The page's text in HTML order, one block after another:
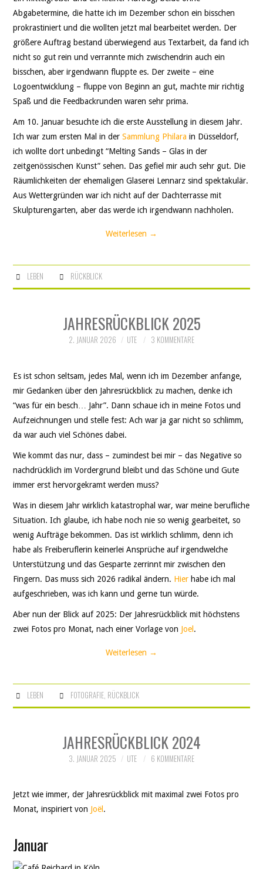
Abgabetermine, die hatte ich im Dezember schon ein bisschen
prokrastiniert und die wollten jetzt mal bearbeitet werden. Der
größere Auftrag bestand überwiegend aus Textarbeit, da fand ich
nicht so gut rein und verrannte mich zwischendrin auch ein
bisschen, aber irgendwann fluppte es. Der zweite – eine
Logoentwicklung – fluppe von Beginn an gut, machte mir richtig
Spaß und die Feedbackrunden waren sehr prima.
Am 10. Januar besuchte ich die erste Ausstellung in diesem Jahr.
Ich war zum ersten Mal in derSammlung Philara in Düsseldorf,
ich wollte dort unbedingt “Melting Sands – Glas in der
zeitgenössischen Kunst” sehen. Das gefiel mir auch sehr gut. Die
Räumlichkeiten der ehemaligen Glaserei Lennarz sind spektakulär.
Aus Wettergründen war ich nicht auf der Dachterrasse mit
Skulpturengarten, aber das werde ich irgendwann nachholen.
Weiterlesen →
LEBEN RÜCKBLICK
JAHRESRÜCKBLICK 2025
2. JANUAR 2026 UTE 3 KOMMENTARE
Es ist schon seltsam, jedes Mal, wenn ich im Dezember anfange,
mir Gedanken über den Jahresrückblick zu machen, denke ich
“was für ein besch… Jahr”. Dann schaue ich in meine Fotos und
Aufzeichnungen und stelle fest: Ach war ja gar nicht so schlimm,
da war auch viel Schönes dabei.
Wie kommt das nur, dass – zumindest bei mir – das Negative so
nachdrücklich im Vordergrund bleibt und das Schöne und Gute
immer erst hervorgekramt werden muss?
Was in diesem Jahr wirklich katastrophal war, war meine berufliche
Situation. Ich glaube, ich habe noch nie so wenig gearbeitet, so
wenig Aufträge bekommen. Das ist wirklich schlimm, denn ich
habe als Freiberuflerin keinerlei Ansprüche auf irgendwelche
Unterstützung und das Gesparte zerrinnt mir zwischen den
Fingern. Das muss sich 2026 radikal ändern. Hier habe ich mal
aufgeschrieben, was ich kann und gerne tun würde.
Aber nun der Blick auf 2025: Der Jahresrückblick mit höchstens
zwei Fotos pro Monat, nach einer Vorlage von Joel .
Weiterlesen →
LEBEN FOTOGRAFIE, RÜCKBLICK
JAHRESRÜCKBLICK 2024
3. JANUAR 2025 UTE 6 KOMMENTARE
Jetzt wie immer, der Jahresrückblick mit maximal zwei Fotos pro
Monat, inspiriert von Joël .
Januar